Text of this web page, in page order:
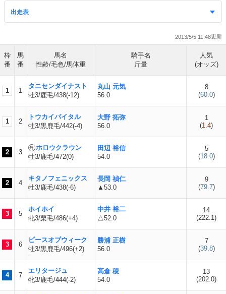
2013/5/5 11:48
枠
番
馬
番
馬名
性齢/毛色/馬体重
騎手名
斤量
人気
(オッズ)
1 1
タニセンダイナスト
牡3/鹿毛/438(-12)
丸山 元気
56.0
8
(60.0)
1 2
トウカイバイタル
牡3/黒鹿毛/442(-4)
大野 拓弥
56.0
1
(1.4)
2 3
ホロウクラウン
牡3/鹿毛/472(0)
田辺 裕信
54.0
5
(18.0)
2 4
キタノフェニックス
牡3/鹿毛/438(-6)
長岡 禎仁
▲53.0
9
(79.7)
3 5
ホイホイ
牝3/栗毛/486(+4)
中井 裕二
△52.0
14
(222.1)
3 6
ピースオブウィーク
牡3/黒鹿毛/496(+2)
勝浦 正樹
56.0
7
(39.8)
4 7
エリタージュ
牝3/鹿毛/444(-2)
高倉 稜
54.0
13
(202.0)